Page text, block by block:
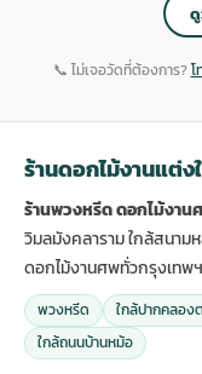
📞 ไม่เจอวัดที่ต้องการ?
ร้านดอกไม้งานแต่
ร้านพวงหรีด ดอกไม้งาน
วิมลมังคลาราม ใกล้สนา
ดอกไม้งานศพทั่วกรุงเทพ
พวงหรีด ใกล้ปากคลอง
ใกล้ถนนบ้านหม้อ